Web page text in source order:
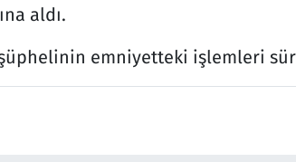
aldı.
emniyetteki işlemleri